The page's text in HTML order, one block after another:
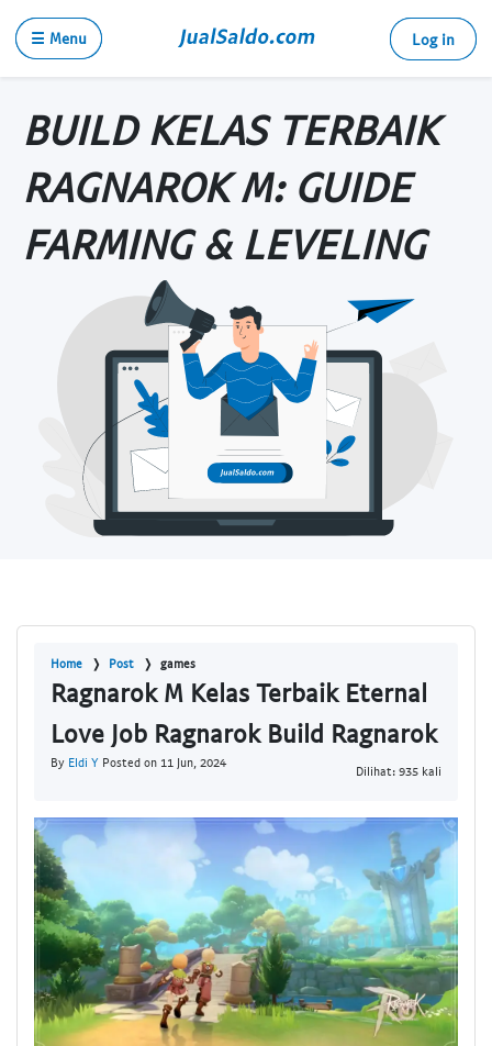
☰ Menu Log in
BUILD KELAS TERBAIK
RAGNAROK M: GUIDE
FARMING & LEVELING
Home Post games
Ragnarok M Kelas Terbaik Eternal
Love Job Ragnarok Build Ragnarok
By Eldi Y Posted on 11 Jun, 2024
Dilihat: 935 kali